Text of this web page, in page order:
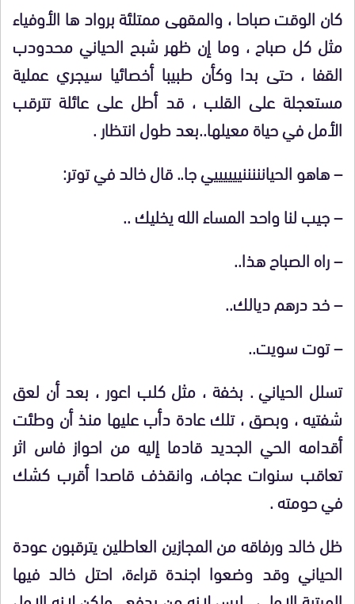
كان الوقت صباحا ، والمقهى ممتلئة برواد ها الأوفياء
مثل كل صباح ، وما إن ظهر شبح الحياني محدودب
القفا ، حتى بدا وكأن طبيبا أخصائيا سيجري عملية
مستعجلة على القلب ، قد أطل على عائلة تترقب
الأمل في حياة معيلها..بعد طول انتظار .
– هاهو الحيانننننييييييي جا.. قال خالد في توتر:
– جيب لنا واحد المساء الله يخليك ..
– راه الصباح هذا..
– خد درهم ديالك..
– توت سويت..
تسلل الحياني . بخفة ، مثل كلب اعور ، بعد أن لعق
شفتيه ، وبصق ، تلك عادة دأب عليها منذ أن وطئت
أقدامه الحي الجديد قادما إليه من احواز فاس اثر
تعاقب سنوات عجاف، وانقذف قاصدا أقرب كشك
في حومته .
ظل خالد ورفاقه من المجازين العاطلين يترقبون عودة
الحياني وقد وضعوا اجندة قراءة، احتل خالد فيها